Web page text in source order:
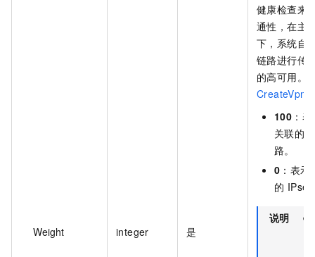
Weight integer 是
健康检查来
通性，在主
下，系统自
链路进行传
的高可用。
100 ：
关联的
路。
0 ：表
的
说明